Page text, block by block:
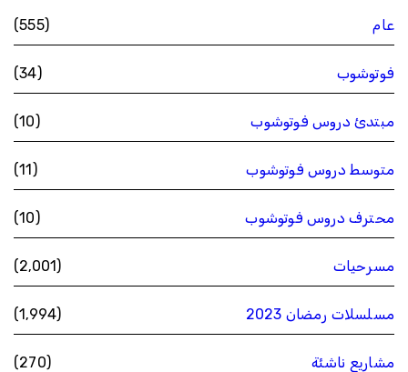
عام (555)
فوتوشوب (34)
مبتدئ دروس فوتوشوب (10)
متوسط دروس فوتوشوب (11)
محترف دروس فوتوشوب (10)
مسرحيات (2٬001)
مسلسلات رمضان 2023 (1٬994)
مشاريع ناشئة (270)